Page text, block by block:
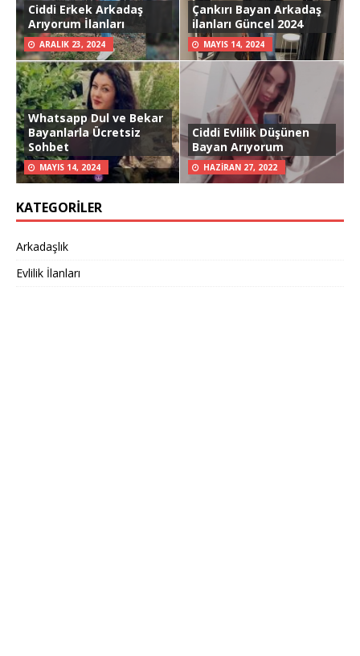
Ciddi Erkek Arkadaş
Arıyorum İlanları
ARALIK 23, 2024
Çankırı Bayan Arkadaş
ilanları Güncel 2024
MAYIS 14, 2024
Whatsapp Dul ve Bekar
Bayanlarla Ücretsiz
Sohbet
MAYIS 14, 2024
Ciddi Evlilik Düşünen
Bayan Arıyorum
HAZIRAN 27, 2022
KATEGORILER
Arkadaşlık
Evlilik İlanları